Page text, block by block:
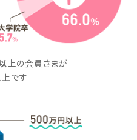
上の会員さまが
です